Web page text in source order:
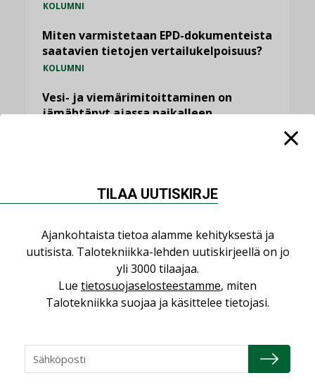
KOLUMNI
Miten varmistetaan EPD-dokumenteista
saatavien tietojen vertailukelpoisuus?
KOLUMNI
Vesi- ja viemärimitoittaminen on
jämähtänyt ajassa paikalleen
NIMITYKSET
Consti
Refair
NIMITYKSET
TILAA UUTISKIRJE
Ajankohtaista tietoa alamme kehityksestä ja
uutisista. Talotekniikka-lehden uutiskirjeellä on jo
yli 3000 tilaajaa.
Lue tietosuojaselosteestamme, miten
Talotekniikka suojaa ja käsittelee tietojasi.